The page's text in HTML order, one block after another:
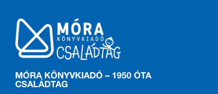
MÓRA KÖNYVKIADÓ – 1950 ÓTA
CSALÁDTAG